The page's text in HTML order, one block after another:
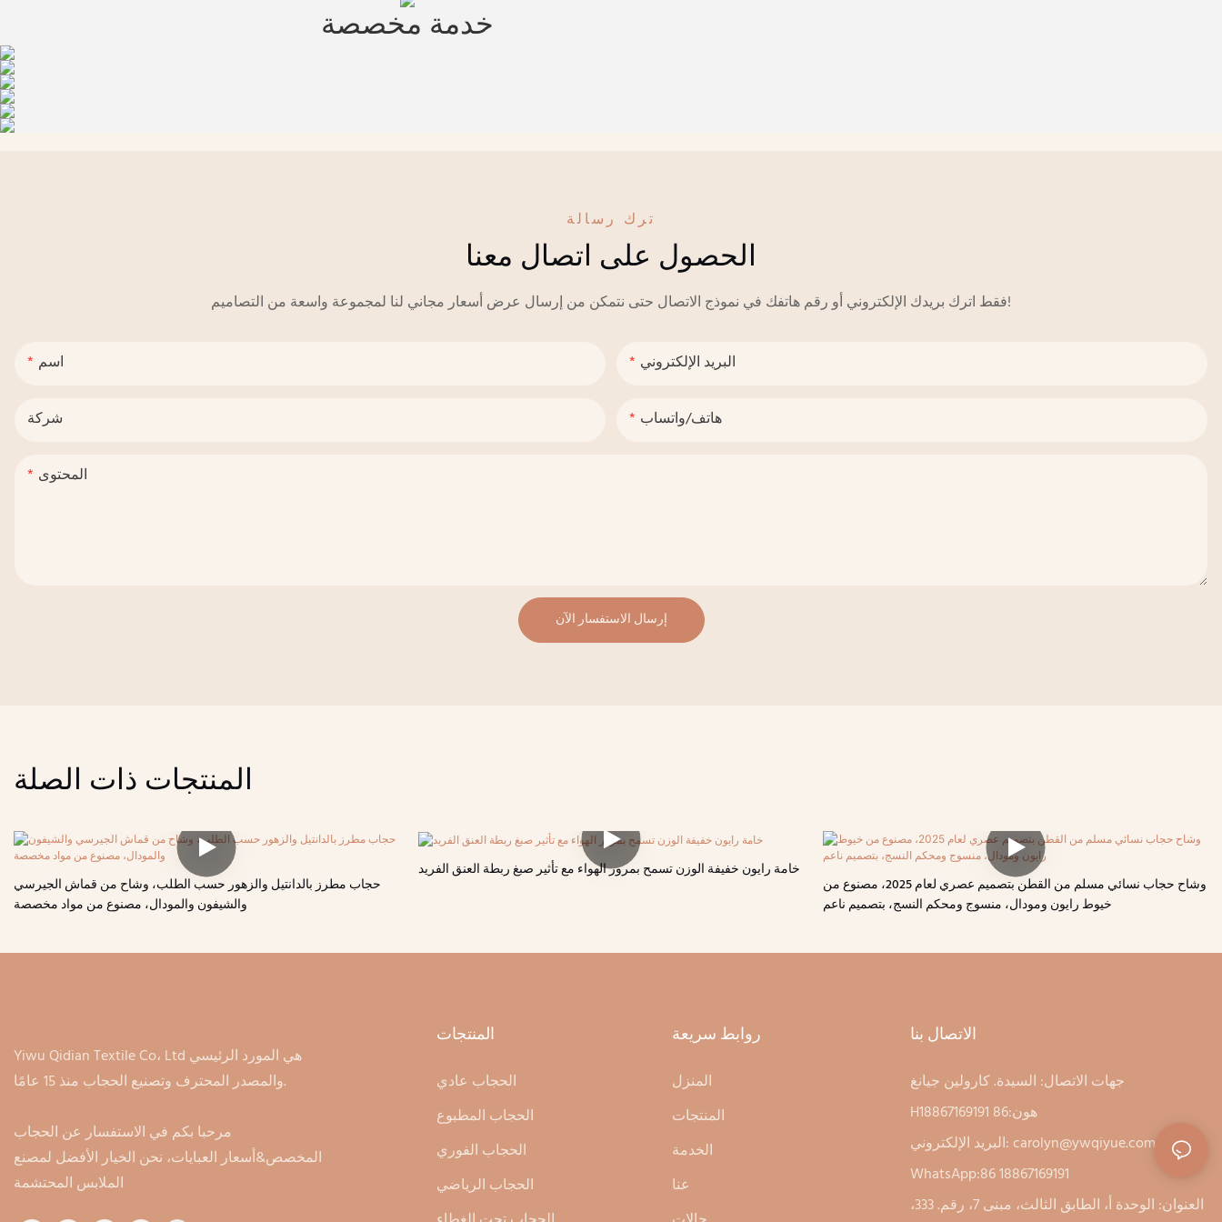
خدمة مخصصة
ترك رسالة
الحصول على اتصال معنا
فقط اترك بريدك الإلكتروني أو رقم هاتفك في نموذج الاتصال حتى نتمكن من إرسال عرض أسعار مجاني لنا لمجموعة واسعة من التصاميم!
اسم البريد الإلكتروني
شركة هاتف/واتساب
المحتوى
إرسال الاستفسار الآن
المنتجات ذات الصلة
حجاب مطرز بالدانتيل والزهور حسب الطلب، وشاح من قماش الجيرسي
والشيفون والمودال، مصنوع من مواد مخصصة
خامة رايون خفيفة الوزن تسمح بمرور الهواء مع تأثير صبغ ربطة العنق الفريد
وشاح حجاب نسائي مسلم من القطن بتصميم عصري لعام 2025، مصنوع من
خيوط رايون ومودال، منسوج ومحكم النسج، بتصميم ناعم
Yiwu Qidian Textile Co، Ltd هي المورد الرئيسي
والمصدر المحترف وتصنيع الحجاب منذ 15 عامًا.
مرحبا بكم في الاستفسار عن الحجاب
المخصص&أسعار العبايات، نحن الخيار الأفضل لمصنع
الملابس المحتشمة
المنتجات
الحجاب الفوري
روابط سريعة
المنزل
المنتجات
الخدمة
عنا
الاتصال بنا
جهات الاتصال: السيدة. كارولين جيانغ
Hهون:86 18867169191
البريد الإلكتروني:carolyn@ywqiyue.com
WhatsApp:86 18867169191
العنوان: الوحدة أ، الطابق الثالث، مبنى 7، رقم. 333،